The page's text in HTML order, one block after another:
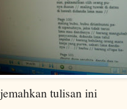
tulisan ini